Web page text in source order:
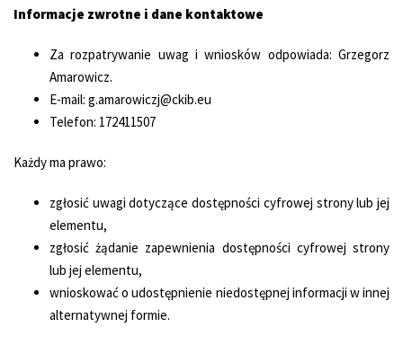
Informacje zwrotne i dane kontaktowe
Za rozpatrywanie uwag i wniosków odpowiada: Grzegorz
Amarowicz.
E-mail: g.amarowiczj@ckib.eu
Telefon: 172411507
Każdy ma prawo:
zgłosić uwagi dotyczące dostępności cyfrowej strony lub jej
elementu,
zgłosić żądanie zapewnienia dostępności cyfrowej strony
lub jej elementu,
wnioskować o udostępnienie niedostępnej informacji w innej
alternatywnej formie.